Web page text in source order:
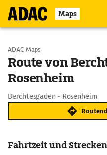
Maps
Start wählen
Ziel eingeben
ADAC Maps
Route von
Rosenheim
Berchtesgaden - Rosenheim
Fahrtzeit und